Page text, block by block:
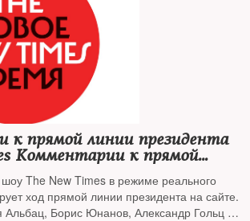
к прямой линии президента
Комментарии к прямой
The New Times – с 12:00 в
и на сайте The New Times
The New Times в режиме реального
ход прямой линии президента на сайте.
Альбац, Борис Юнанов, Александр Гольц и